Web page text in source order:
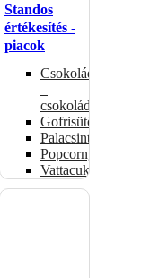
Standos
értékesítés -
piacok
Csokoládémelegítők
–
csokoládéadagolók
Gofrisütők
Palacsintasütők
Popcorngépek
Vattacukorgép